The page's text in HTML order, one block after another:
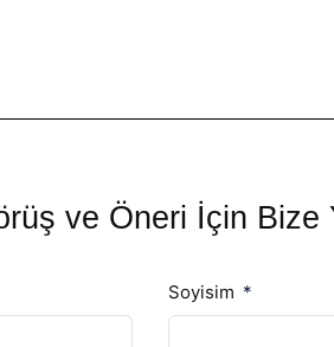
ve Öneri İçin Bize
Soyisim